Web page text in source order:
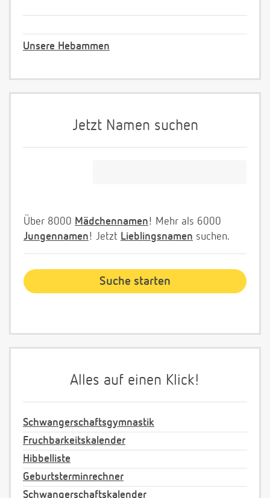
Unsere Hebammen
Jetzt Namen suchen
Über 8000 Mädchennamen! Mehr als 6000
Jungennamen! Jetzt Lieblingsnamen suchen.
Alles auf einen Klick!
Schwangerschaftsgymnastik
Fruchbarkeitskalender
Hibbelliste
Geburtsterminrechner
Schwangerschaftskalender